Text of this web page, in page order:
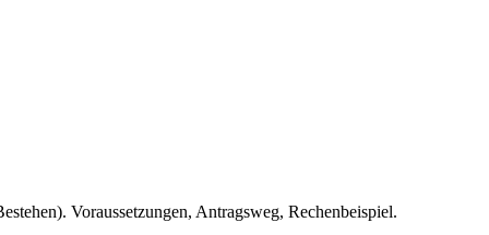
Voraussetzungen, Antragsweg, Rechenbeispiel.